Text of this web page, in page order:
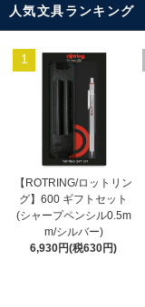
人気文具ランキング
1
【ROTRING/ロットリン
グ】600 ギフトセット
(シャープペンシル0.5m
m/シルバー)
6,930円(税630円)